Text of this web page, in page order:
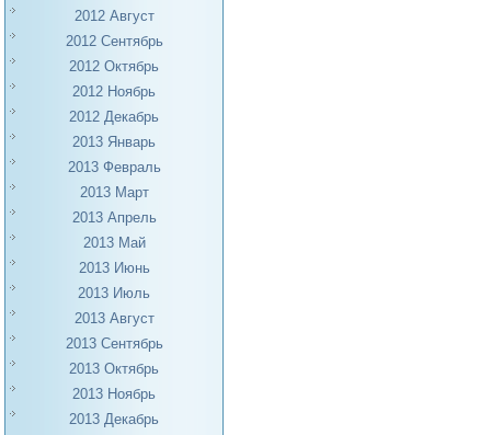
2012 Август
2012 Сентябрь
2012 Октябрь
2012 Ноябрь
2012 Декабрь
2013 Январь
2013 Февраль
2013 Март
2013 Апрель
2013 Май
2013 Июнь
2013 Июль
2013 Август
2013 Сентябрь
2013 Октябрь
2013 Ноябрь
2013 Декабрь